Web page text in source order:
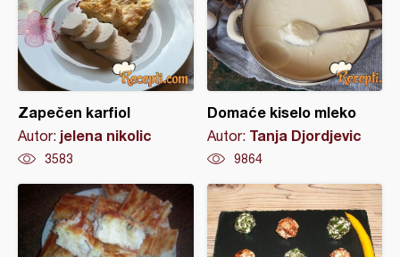
Zapečen karfiol
Autor: jelena nikolic
3583
Domaće kiselo mleko
Autor: Tanja Djordjevic
9864